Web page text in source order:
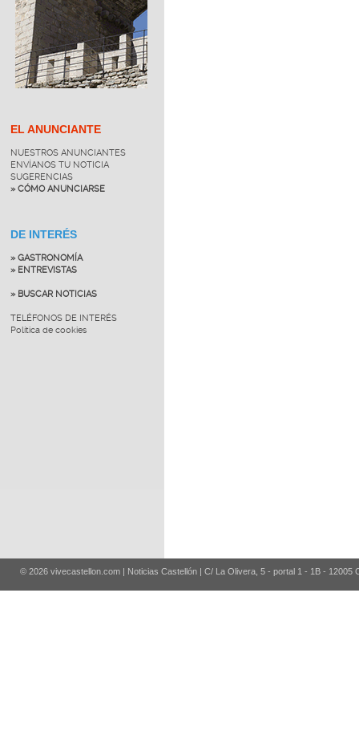
EL ANUNCIANTE
NUESTROS ANUNCIANTES
ENVÍANOS TU NOTICIA
SUGERENCIAS
» CÓMO ANUNCIARSE
DE INTERÉS
» GASTRONOMÍA
» ENTREVISTAS
» BUSCAR NOTICIAS
TELÉFONOS DE INTERÉS
Política de cookies
© 2026 vivecastellon.com | Noticias Castellón | C/ La Olivera, 5 - portal 1 - 1B - 12005